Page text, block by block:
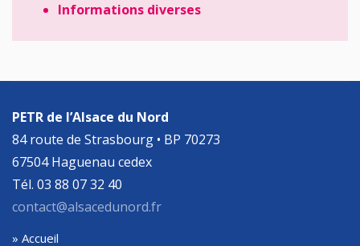
Informations diverses
PETR de l’Alsace du Nord
84 route de Strasbourg • BP 70273
67504 Haguenau cedex
Tél. 03 88 07 32 40
contact@alsacedunord.fr
» Accueil